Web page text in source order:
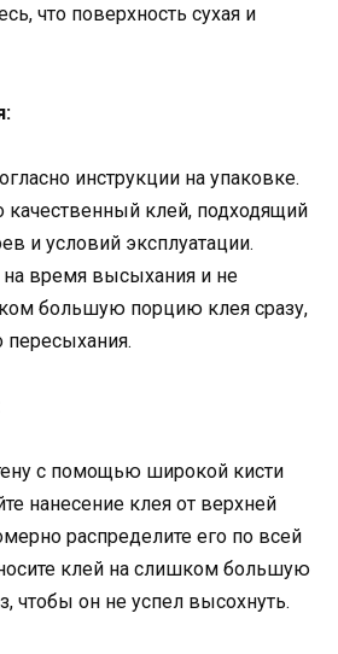
что поверхность сухая и
инструкции на упаковке.
качественный клей, подходящий
и условий эксплуатации.
время высыхания и не
большую порцию клея сразу,
пересыхания.
с помощью широкой кисти
нанесение клея от верхней
распределите его по всей
клей на слишком большую
чтобы он не успел высохнуть.